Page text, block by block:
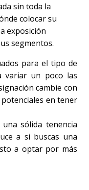
sin toda la
colocar su
exposición
segmentos.
para el tipo de
variar un poco las
cambie con
en tener
sólida tenencia
a si buscas una
a optar por más